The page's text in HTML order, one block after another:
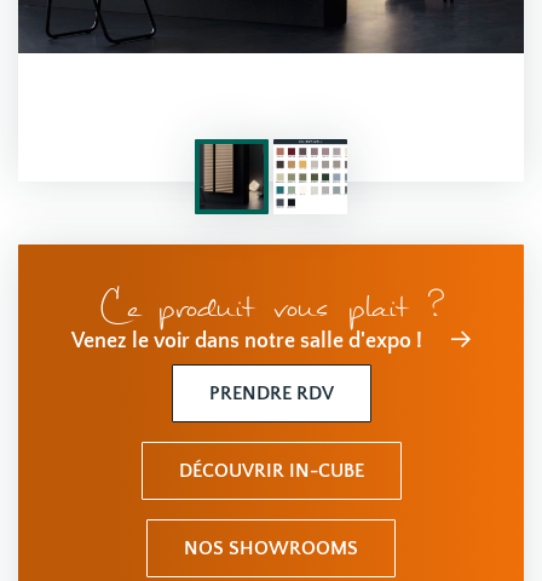
Ce produit vous plait ?
Venez le voir dans notre salle d'expo !
PRENDRE RDV
DÉCOUVRIR IN-CUBE
NOS SHOWROOMS